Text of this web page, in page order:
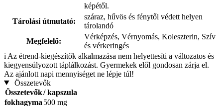
képétől.
Tárolási útmutató:
száraz, hűvös és fénytől védett helyen
tárolandó
Megfelelő:
Vérképzés, Vérnyomás, Koleszterin, Szív
és vérkeringés
i Az étrend-kiegészítők alkalmazása nem helyettesíti a változatos és
kiegyensúlyozott táplálkozást. Gyermekek elől gondosan zárja el.
Az ajánlott napi mennyiséget ne lépje túl!
Összetevők
Összetevők/ kapszula
fokhagyma 500 mg